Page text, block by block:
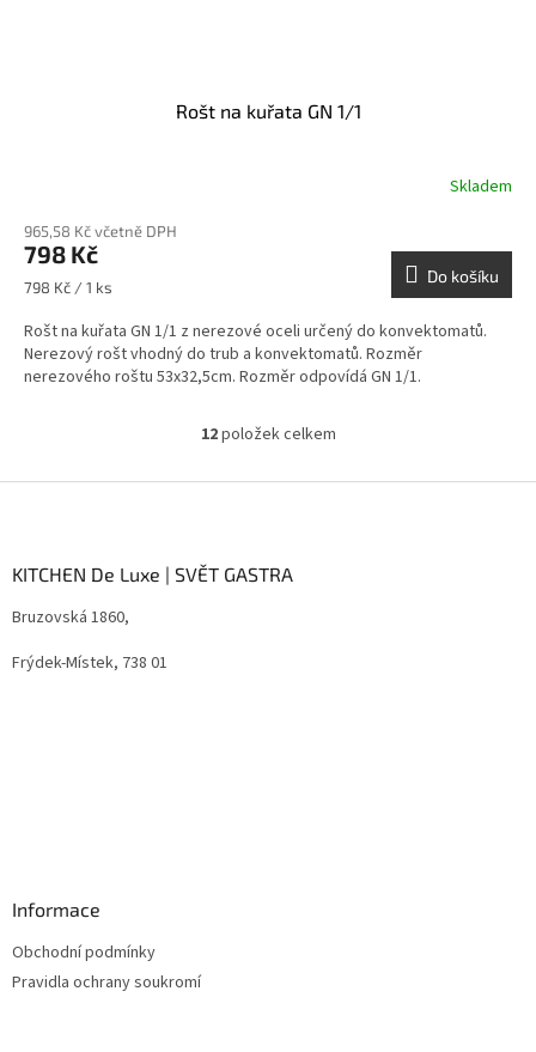
Rošt na kuřata GN 1/1
Skladem
965,58 Kč včetně DPH
798 Kč
Měrná
798 Kč / 1 ks
Do košíku
Rošt na kuřata GN 1/1 z nerezové oceli určený do konvektomatů.
Nerezový rošt vhodný do trub a konvektomatů. Rozměr
nerezového roštu 53x32,5cm. Rozměr odpovídá GN 1/1.
O
l
c
12položek celkem
KITCHEN De Luxe | SVĚT GASTRA
Bruzovská 1860,
Frýdek-Místek, 738 01
Informace
Obchodní podmínky
Pravidla ochrany soukromí